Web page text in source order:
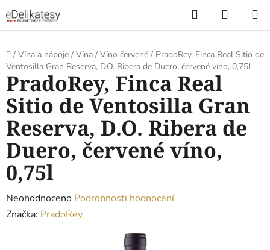
na
obsah
Hledat
KOŠÍK
Domů
/ Vína a nápoje / Vína / Víno červené / PradoRey, Finca Real Sitio de
Ventosilla Gran Reserva, D.O. Ribera de Duero, červené víno, 0,75l
PradoRey, Finca Real
Sitio de Ventosilla Gran
Reserva, D.O. Ribera de
Duero, červené víno,
0,75l
Průměrné
hodnocení
Neohodnoceno Podrobnosti hodnocení
Značka: PradoRey